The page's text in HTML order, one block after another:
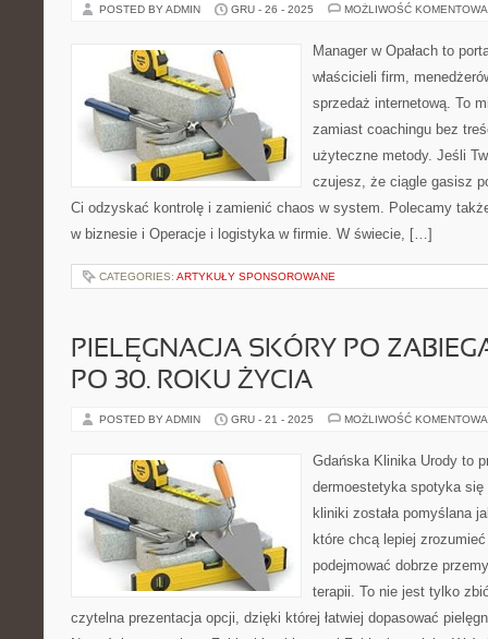
POSTED BY ADMIN GRU - 26 - 2025 MOŻLIWOŚĆ
Manager w Opałach to
właścicieli firm,
sprzedaż internetową. To
zamiast coachingu bez
użyteczne metody. Jeśli
czujesz, że ciągle gasisz
Ci odzyskać kontrolę i zamienić chaos w system. Polecamy
w biznesie i Operacje i logistyka w firmie. W świecie, […]
CATEGORIES: ARTYKUŁY SPONSOROWANE
PIELĘGNACJA SKÓRY PO
PO 30. ROKU ŻYCIA
POSTED BY ADMIN GRU - 21 - 2025 MOŻLIWOŚĆ
Gdańska Klinika Urody to
dermoestetyka spotyka
kliniki została pomyślana
które chcą lepiej
podejmować dobrze
terapii. To nie jest tylko
czytelna prezentacja opcji, dzięki której łatwiej dopasować